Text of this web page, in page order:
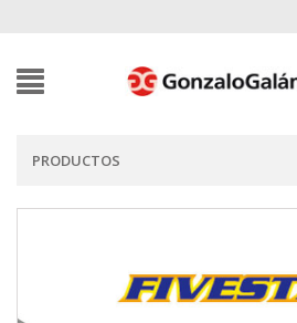
PRODUCTOS